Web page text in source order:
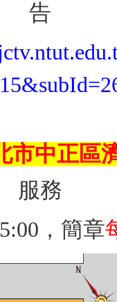
告
市中正區
服務
，簡章